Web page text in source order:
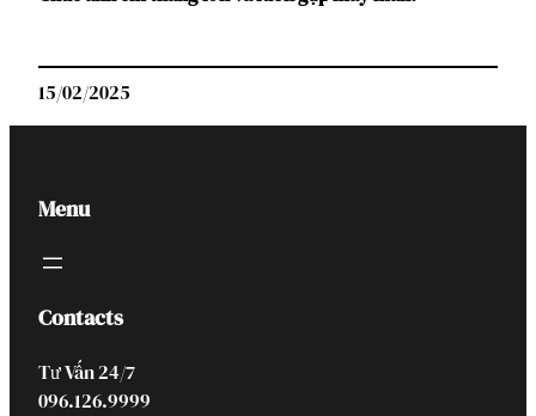
15/02/2025
Menu
Contacts
Tư Vấn 24/7
096.126.9999